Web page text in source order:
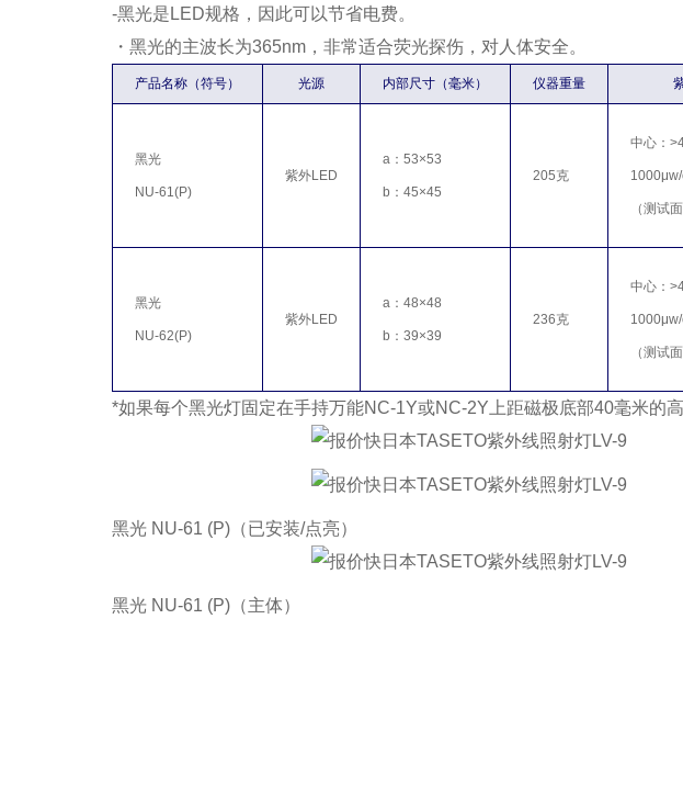
-黑光是LED规格，因此可以节省电费。
・黑光的主波长为365nm，非常适合荧光探伤，对人体安全。
产品名称（符号） 光源 内部尺寸（毫米） 仪器重量
黑光
NU-61(P)
紫外LED
a：53×53
b：45×45
205克
中心：
（测试
黑光
NU-62(P)
紫外LED
a：48×48
b：39×39
236克
中心：
（测试
*如果每个黑光灯固定在手持万能NC-1Y或NC-2Y上距磁极底部40毫米的
黑光 NU-61 (P)（已安装/点亮）
黑光 NU-61 (P)（主体）